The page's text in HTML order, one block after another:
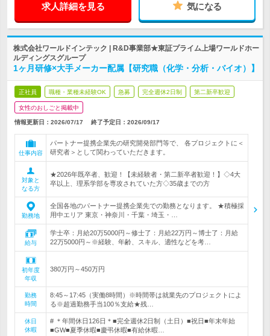
求人詳細を見る 気になる
株式会社ワールドインテック | R&D事業部★東証プライム上場ワールドホー
ルディングスグループ
1ヶ月研修×大手メーカー配属【研究職（化学・分析・バイオ）】
正社員 職種・業種未経験OK 急募 完全週休2日制 第二新卒歓迎
女性のおしごと掲載中
情報更新日：2026/07/17 終了予定日： 2026/09/17
仕事内容
パートナー提携企業先の研究開発部門等で、 各プロジェクトに＜
研究者＞として関わっていただきます。
対象と
なる方
★2026年既卒者、歓迎！【未経験者・第二新卒者歓迎！】◇4大
卒以上、理系学部を専攻されていた方◇35歳までの方
勤務地
全国各地のパートナー提携企業先での勤務となります。 ★積極採
用中エリア 東京・神奈川・千葉・埼玉・…
給与
学士卒：月給20万5000円～修士了：月給22万円～博士了：月給
22万5000円～※経験、年齢、スキル、適性などを考…
初年度
年収
380万円～450万円
勤務
時間
8:45～17:45（実働8時間）※時間帯は就業先のプロジェクトによ
る※超過勤務手当100％支給★残…
休日
休暇
# ＊年間休日126日＊■完全週休2日制（土日）■祝日■年末年始
■GW■夏季休暇■慶弔休暇■有給休暇…